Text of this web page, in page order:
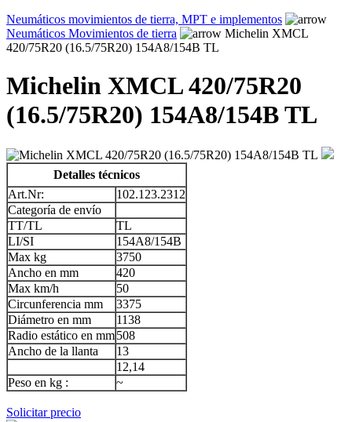
Neumáticos movimientos de tierra, MPT e implementos
Neumáticos Movimientos de tierra
Michelin XMCL
420/75R20 (16.5/75R20) 154A8/154B TL
Michelin XMCL 420/75R20
(16.5/75R20) 154A8/154B TL
Detalles técnicos
Art.Nr:
102.123.2312
Categoría de envío
TT/TL
TL
LI/SI
154A8/154B
Max kg
3750
Ancho en mm
420
Max km/h
50
Circunferencia mm
3375
Diámetro en mm
1138
Radio estático en mm508
Ancho de la llanta
13
12,14
Peso en kg :
~
Solicitar precio